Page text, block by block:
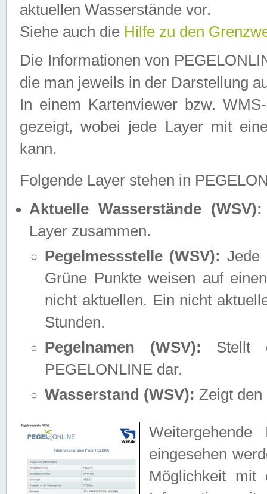
aktuellen Wasserstände vor.
Siehe auch die Hilfe zu den
Die Informationen von
die man jeweils in der Darstellung
In einem Kartenviewer bzw.
gezeigt, wobei jede Layer mit
kann.
Folgende Layer stehen in
Aktuelle Wasserstände (WSV):
Layer zusammen.
Pegelmessstelle (WSV): Jede
Grüne Punkte weisen auf
nicht aktuellen. Ein nicht
Stunden.
Pegelnamen (WSV): Stellt
PEGELONLINE dar.
Wasserstand (WSV): Zeigt den
eingesehen
Möglichkeit mit